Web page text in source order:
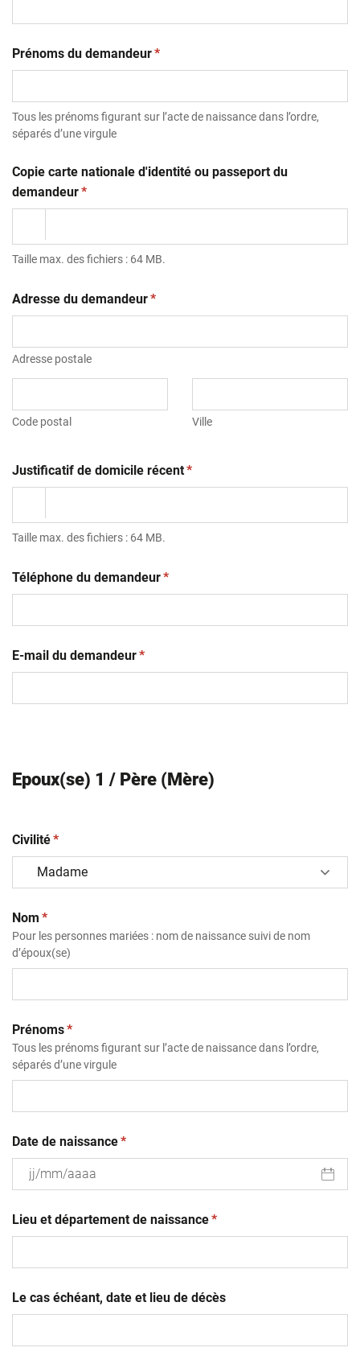
Prénoms du demandeur(obligatoire)
*
Tous les prénoms figurant sur l’acte de naissance dans l’ordre,
séparés d’une virgule
Copie carte nationale d'identité ou passeport du
demandeur(obligatoire)
*
Taille max. des fichiers : 64 MB.
Adresse du demandeur(obligatoire)
*
Adresse postale
Code postal Ville
Justificatif de domicile récent(obligatoire)
*
Taille max. des fichiers : 64 MB.
Téléphone du demandeur(obligatoire)
*
E-mail du demandeur(obligatoire)
*
Epoux(se) 1 / Père (Mère)
Civilité(obligatoire)
*
Nom (obligatoire)
*
Pour les personnes mariées : nom de naissance suivi de nom
d’époux(se)
Prénoms(obligatoire)
*
Tous les prénoms figurant sur l’acte de naissance dans l’ordre,
séparés d’une virgule
Date de naissance(obligatoire)
*
slash
MM
Lieu et département de naissance(obligatoire)
*
Le cas échéant, date et lieu de décès